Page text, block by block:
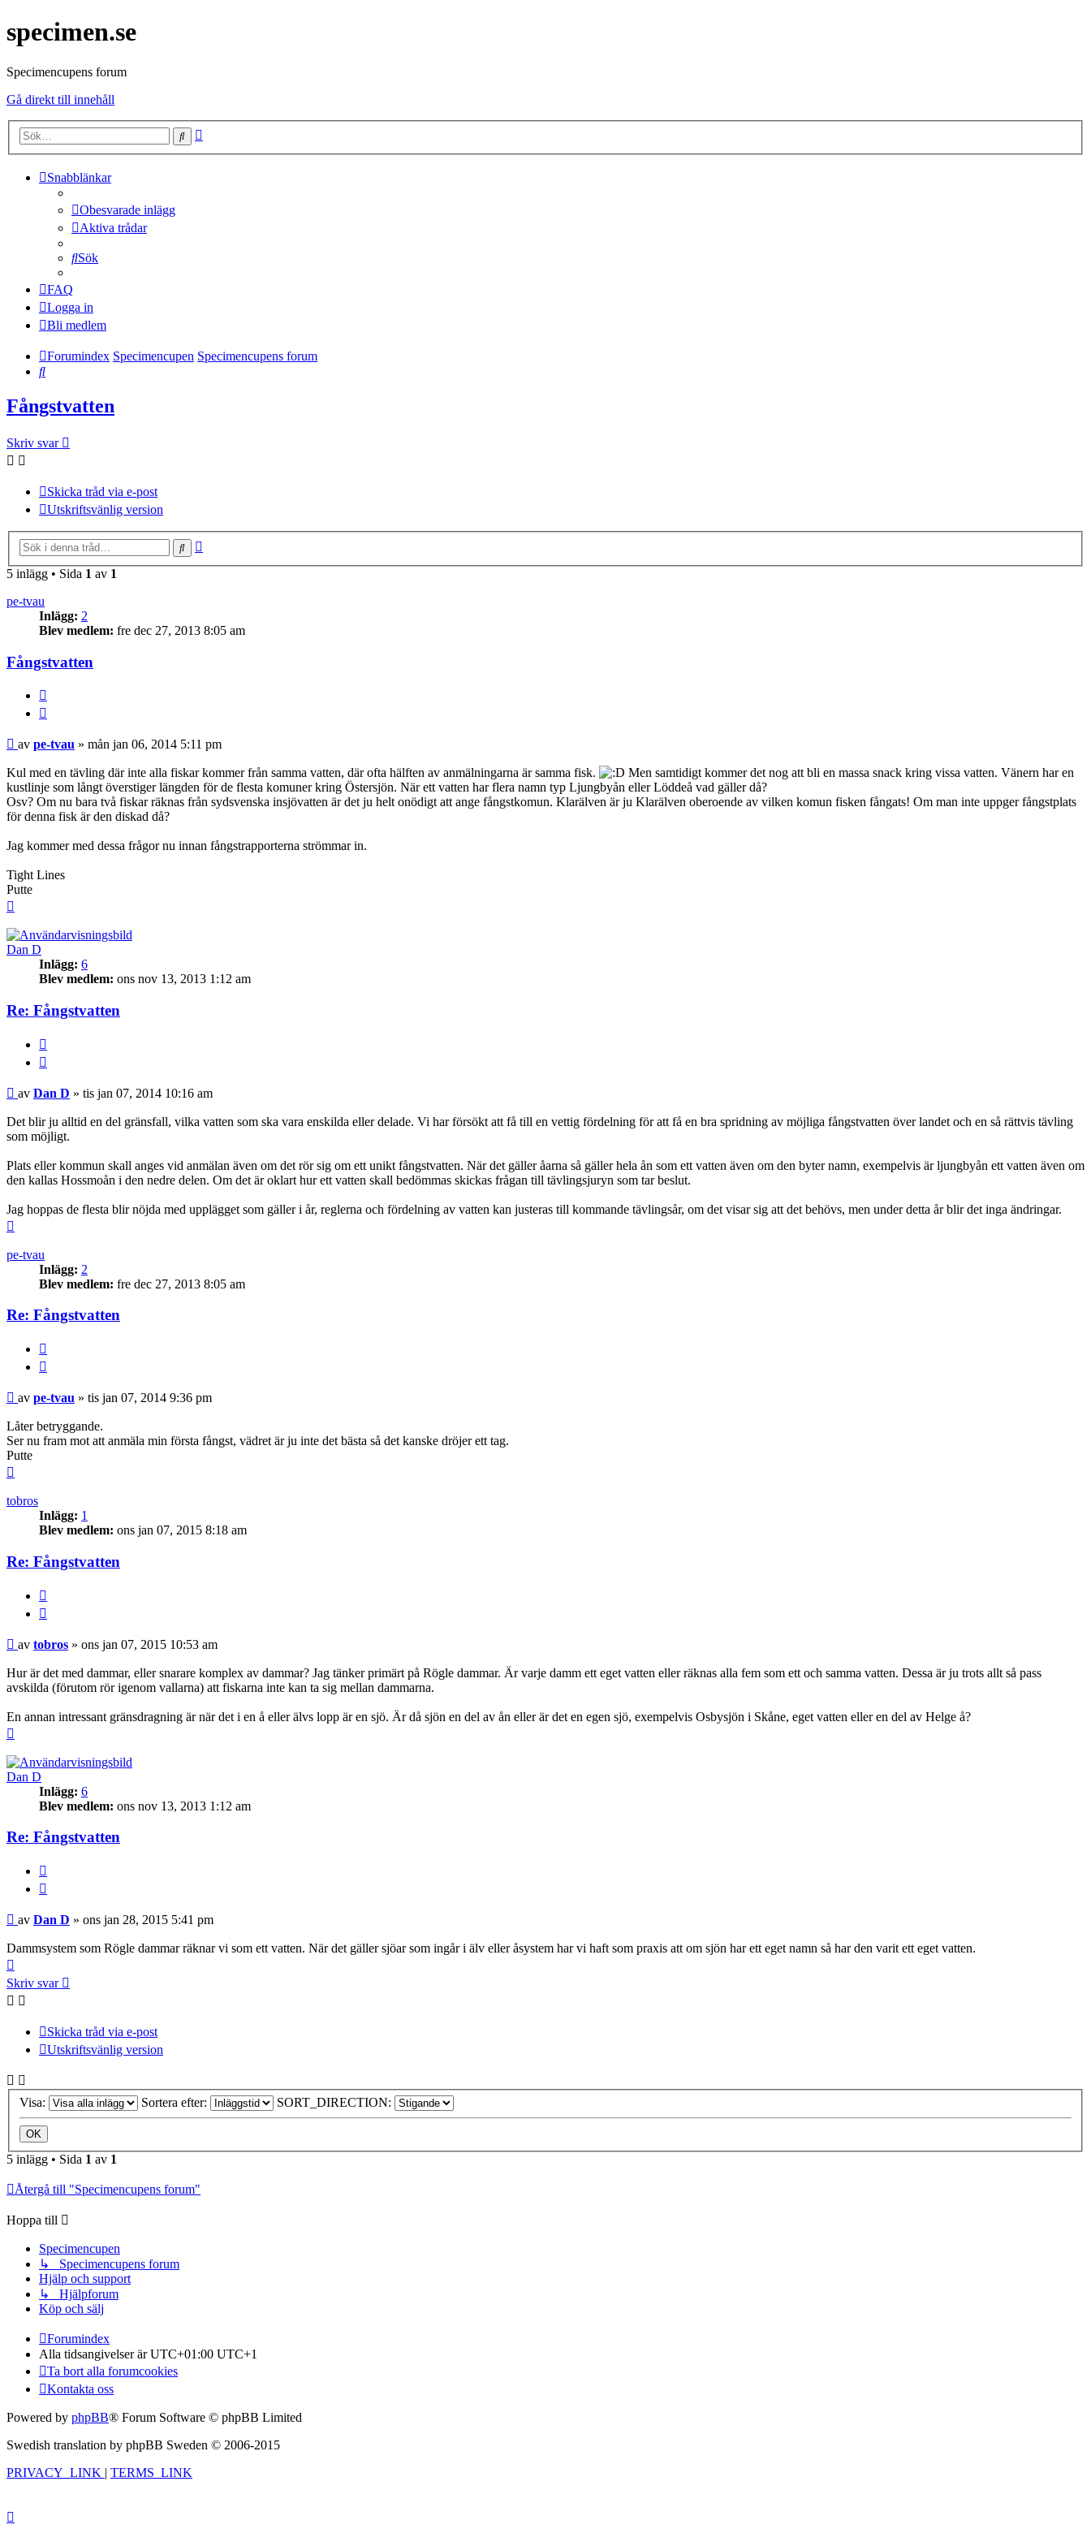
specimen.se
Specimencupens forum
Gå direkt till innehåll
Sök
Snabblänkar
Obesvarade inlägg
Aktiva trådar
Sök
FAQ
Logga in
Bli medlem
Forumindex Specimencupen Specimencupens forum
Sök
Fångstvatten
Skriv svar
Skicka tråd via e-post
Utskriftsvänlig version
Sök
5 inlägg • Sida 1 av 1
pe-tvau
Inlägg: 2
Blev medlem: fre dec 27, 2013 8:05 am
Fångstvatten
Inlägg
av pe-tvau » mån jan 06, 2014 5:11 pm
Kul med en tävling där inte alla fiskar kommer från samma vatten, där ofta hälften av anmälningarna är samma fisk.
Men samtidigt kommer det nog att bli en massa snack kring vissa vatten. Vänern har en
kustlinje som långt överstiger längden för de flesta komuner kring Östersjön. När ett vatten har flera namn typ Ljungbyån eller Löddeå vad gäller då?
Osv? Om nu bara två fiskar räknas från sydsvenska insjövatten är det ju helt onödigt att ange fångstkomun. Klarälven är ju Klarälven oberoende av vilken komun fisken fångats! Om man inte uppger fångstplats
för denna fisk är den diskad då?
Jag kommer med dessa frågor nu innan fångstrapporterna strömmar in.
Tight Lines
Putte
Dan D
Inlägg: 6
Blev medlem: ons nov 13, 2013 1:12 am
Re: Fångstvatten
Inlägg
av Dan D » tis jan 07, 2014 10:16 am
Det blir ju alltid en del gränsfall, vilka vatten som ska vara enskilda eller delade. Vi har försökt att få till en vettig fördelning för att få en bra spridning av möjliga fångstvatten över landet och en så rättvis tävling
som möjligt.
Plats eller kommun skall anges vid anmälan även om det rör sig om ett unikt fångstvatten. När det gäller åarna så gäller hela ån som ett vatten även om den byter namn, exempelvis är ljungbyån ett vatten även om
den kallas Hossmoån i den nedre delen. Om det är oklart hur ett vatten skall bedömmas skickas frågan till tävlingsjuryn som tar beslut.
Jag hoppas de flesta blir nöjda med upplägget som gäller i år, reglerna och fördelning av vatten kan justeras till kommande tävlingsår, om det visar sig att det behövs, men under detta år blir det inga ändringar.
pe-tvau
Inlägg: 2
Blev medlem: fre dec 27, 2013 8:05 am
Re: Fångstvatten
Inlägg
av pe-tvau » tis jan 07, 2014 9:36 pm
Låter betryggande.
Ser nu fram mot att anmäla min första fångst, vädret är ju inte det bästa så det kanske dröjer ett tag.
Putte
tobros
Inlägg: 1
Blev medlem: ons jan 07, 2015 8:18 am
Re: Fångstvatten
Inlägg
av tobros » ons jan 07, 2015 10:53 am
Hur är det med dammar, eller snarare komplex av dammar? Jag tänker primärt på Rögle dammar. Är varje damm ett eget vatten eller räknas alla fem som ett och samma vatten. Dessa är ju trots allt så pass
avskilda (förutom rör igenom vallarna) att fiskarna inte kan ta sig mellan dammarna.
En annan intressant gränsdragning är när det i en å eller älvs lopp är en sjö. Är då sjön en del av ån eller är det en egen sjö, exempelvis Osbysjön i Skåne, eget vatten eller en del av Helge å?
Dan D
Inlägg: 6
Blev medlem: ons nov 13, 2013 1:12 am
Re: Fångstvatten
Inlägg
av Dan D » ons jan 28, 2015 5:41 pm
Dammsystem som Rögle dammar räknar vi som ett vatten. När det gäller sjöar som ingår i älv eller åsystem har vi haft som praxis att om sjön har ett eget namn så har den varit ett eget vatten.
Skriv svar
Skicka tråd via e-post
Utskriftsvänlig version
Visa: Sortera efter: SORT_DIRECTION:
5 inlägg • Sida 1 av 1
Återgå till "Specimencupens forum"
Hoppa till
Specimencupen
↳ Specimencupens forum
Hjälp och support
↳ Hjälpforum
Köp och sälj
Forumindex
Alla tidsangivelser är UTC+01:00 UTC+1
Ta bort alla forumcookies
Kontakta oss
Powered by phpBB® Forum Software © phpBB Limited
Swedish translation by phpBB Sweden © 2006-2015
PRIVACY_LINK | TERMS_LINK